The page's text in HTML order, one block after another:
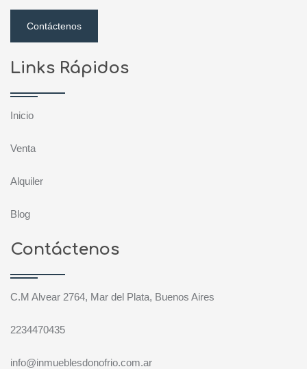
Contáctenos
Links Rápidos
Inicio
Venta
Alquiler
Blog
Contáctenos
C.M Alvear 2764, Mar del Plata, Buenos Aires
2234470435
info@inmueblesdonofrio.com.ar